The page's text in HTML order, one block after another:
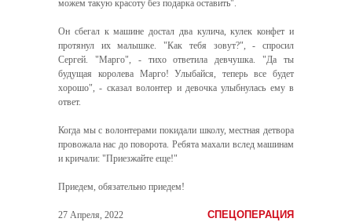
можем такую красоту без подарка оставить".
Он сбегал к машине достал два кулича, кулек конфет и
протянул их малышке. "Как тебя зовут?", - спросил
Сергей. "Марго", - тихо ответила девчушка. "Да ты
будущая королева Марго! Улыбайся, теперь все будет
хорошо", - сказал волонтер и девочка улыбнулась ему в
ответ.
Когда мы с волонтерами покидали школу, местная детвора
провожала нас до поворота. Ребята махали вслед машинам
и кричали: "Приезжайте еще!"
Приедем, обязательно приедем!
27 Апреля, 2022
СПЕЦОПЕРАЦИЯ